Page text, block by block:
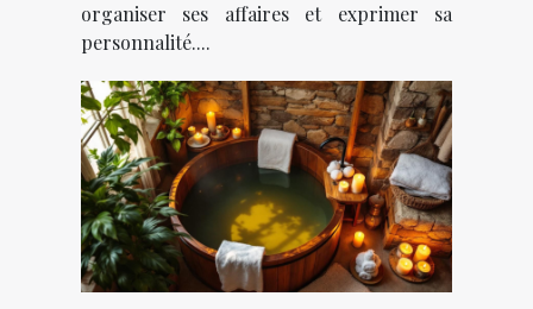
organiser ses affaires et exprimer sa
personnalité....